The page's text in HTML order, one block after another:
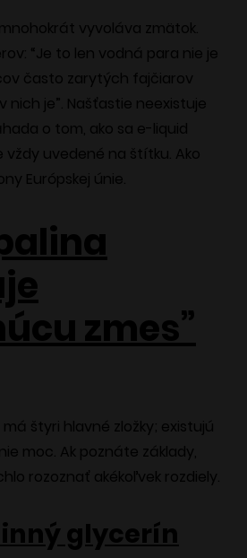
vyvoláva zmätok.
“Je to len vodná para nie je
často zarytých fajčiarov
nich je”. Našťastie neexistuje
o tom, ako sa e-liquid
vždy uvedené na štítku. Ako
Európskej únie.
zmes”
štyri hlavné zložky; existujú
moc. Ak poznáte základy,
rozoznať akékoľvek rozdiely.
glycerín